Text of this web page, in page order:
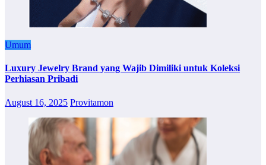
Umum
Luxury Jewelry Brand yang Wajib Dimiliki untuk Koleksi
Perhiasan Pribadi
August 16, 2025 Provitamon